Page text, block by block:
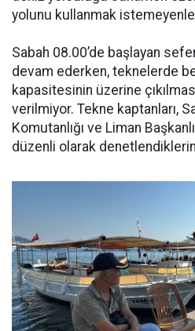
yolunu kullanmak
Sabah 08.00’de başlayan
devam ederken, teknelerde
kapasitesinin üzerine
verilmiyor. Tekne kaptanları,
Komutanlığı ve Liman
düzenli olarak